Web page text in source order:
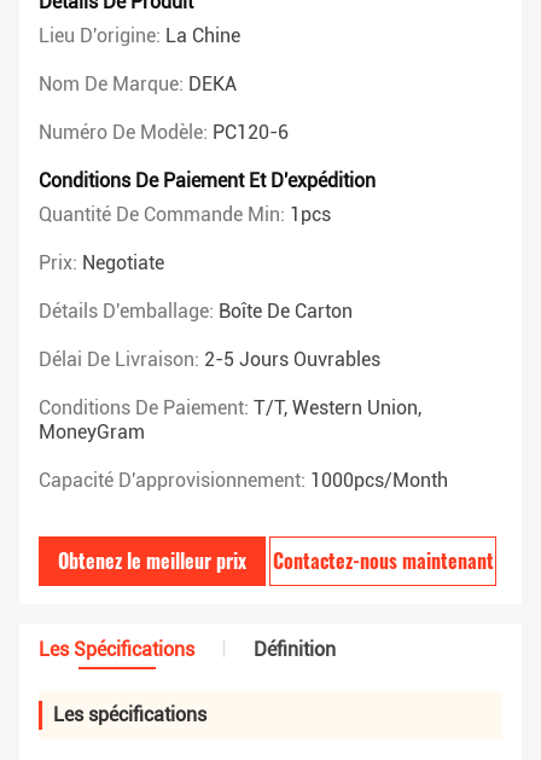
Lieu D'origine: La Chine
Nom De Marque: DEKA
Numéro De Modèle: PC120-6
Conditions De Paiement Et D'expédition
Quantité De Commande Min: 1pcs
Prix: Negotiate
Détails D'emballage: Boîte De Carton
Délai De Livraison: 2-5 Jours Ouvrables
Conditions De Paiement: T/T, Western Union,
MoneyGram
Capacité D'approvisionnement: 1000pcs/month
Obtenez le meilleur prix Contactez-nous maintenant
Les Spécifications Définition
Les spécifications